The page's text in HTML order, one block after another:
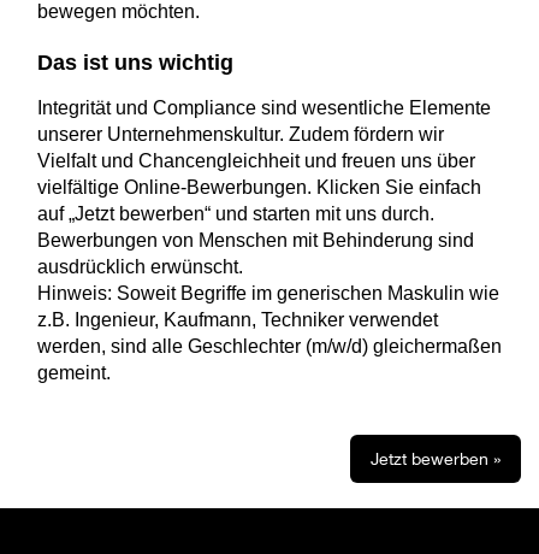
bewegen möchten.
Das ist uns wichtig
Integrität und Compliance sind wesentliche Elemente
unserer Unternehmenskultur. Zudem fördern wir
Vielfalt und Chancengleichheit und freuen uns über
vielfältige Online-Bewerbungen. Klicken Sie einfach
auf „Jetzt bewerben“ und starten mit uns durch.
Bewerbungen von Menschen mit Behinderung sind
ausdrücklich erwünscht.
Hinweis: Soweit Begriffe im generischen Maskulin wie
z.B. Ingenieur, Kaufmann, Techniker verwendet
werden, sind alle Geschlechter (m/w/d) gleichermaßen
gemeint.
Jetzt bewerben »